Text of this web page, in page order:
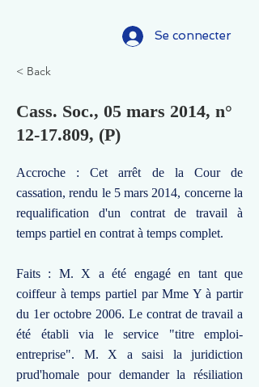
Se connecter
< Back
Cass. Soc., 05 mars 2014, n°
12-17.809, (P)
Accroche : Cet arrêt de la Cour de
cassation, rendu le 5 mars 2014, concerne la
requalification d'un contrat de travail à
temps partiel en contrat à temps complet.
Faits : M. X a été engagé en tant que
coiffeur à temps partiel par Mme Y à partir
du 1er octobre 2006. Le contrat de travail a
été établi via le service "titre emploi-
entreprise". M. X a saisi la juridiction
prud'homale pour demander la résiliation